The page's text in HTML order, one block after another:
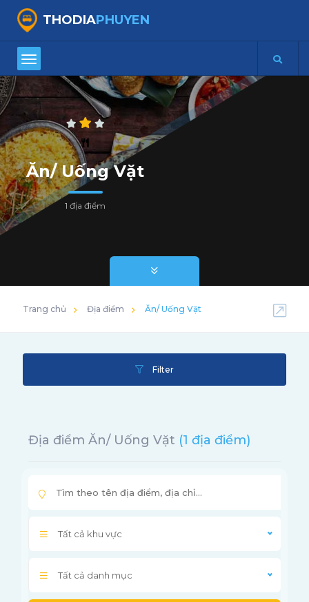
THODIAPHUYEN
Ăn/ Uống Vặt
1 địa điểm
Trang chủ Địa điểm Ăn/ Uống Vặt
Filter
Địa điểm Ăn/ Uống Vặt (1 địa điểm)
Tất cả khu vực
Tất cả danh mục